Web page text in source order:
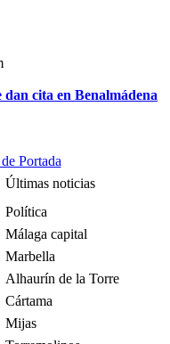
dan cita en Benalmádena
Portada
Últimas noticias
Política
Málaga capital
Marbella
Alhaurín de la Torre
Cártama
Mijas